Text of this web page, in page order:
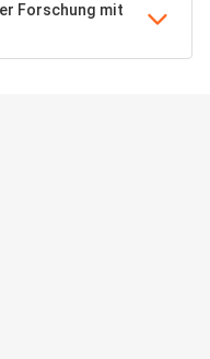
Forschung mit